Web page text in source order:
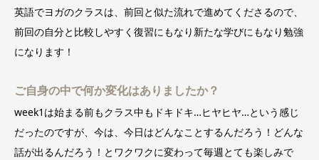
英語でヨガのクラスは、前回と似た流れで進めてくださるので、
前回の自分と比較しやすく復習にもなり新たな学びにもなり勉強
になります！
ご自身の中で何か変化はありましたか？
week1は始まる前もクラス中もドキドキ…ヒヤヒヤ…という感じ
だったのですが、今は、今日はどんなことするんだろう！どんな
話が出るんだろう！とワクワクに変わって毎週とても楽しみで